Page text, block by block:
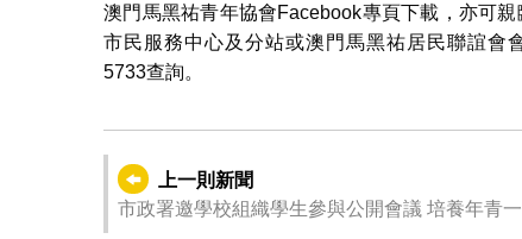
澳門馬黑祐青年協會Facebook專頁下載，亦可
市民服務中心及分站或澳門馬黑祐居民聯誼會
5733查詢。
上一則新聞
市政署邀學校組織學生參與公開會議 培養年青